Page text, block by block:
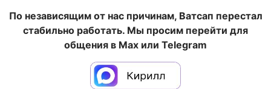
По независящим от нас причинам, Ватсап перестал
стабильно работать. Мы просим перейти для
общения в Max или Telegram